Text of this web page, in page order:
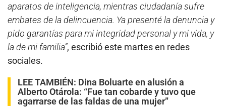
aparatos de inteligencia, mientras ciudadanía sufre
embates de la delincuencia. Ya presenté la denuncia y
pido garantías para mi integridad personal y mi vida, y
la de mi familia”, escribió este martes en redes
sociales.
LEE TAMBIÉN: Dina Boluarte en alusión a
Alberto Otárola: “Fue tan cobarde y tuvo que
agarrarse de las faldas de una mujer”